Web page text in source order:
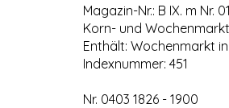
Magazin-Nr.: B IX. m Nr. 01
Korn- und
Enthält: Wochenmarkt
Indexnummer: 451
Nr. 0403 1826 - 1900